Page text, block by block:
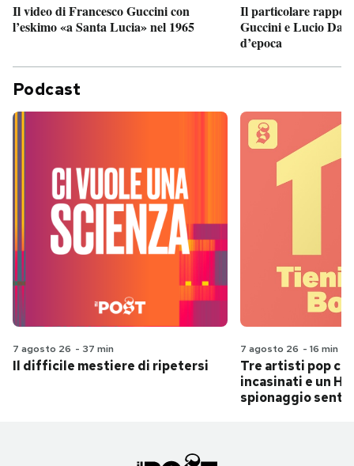
Il video di Francesco Guccini con
l’eskimo «a Santa Lucia» nel 1965
Il particolare
Guccini e Lucio
d’epoca
Podcast
7 agosto 26 - 37 min
Il difficile mestiere di ripetersi
7 agosto 26 - 16 min
Tre artisti pop
incasinati e un
spionaggio